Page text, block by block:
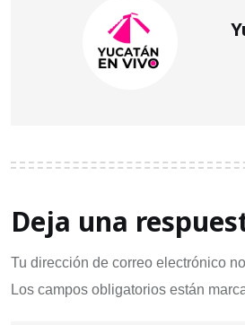
Deja una
Tu dirección de correo electrónico
Los campos obligatorios están